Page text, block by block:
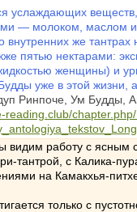
услаждающих
— молоком, маслом
внутренних же
пятью нектарами:
женщины) и
уже в этой
Ринпоче, Ум Будды,
reading.club/
видим работу с ясным
тантрой, с Калика-
на Камакхья-
только с